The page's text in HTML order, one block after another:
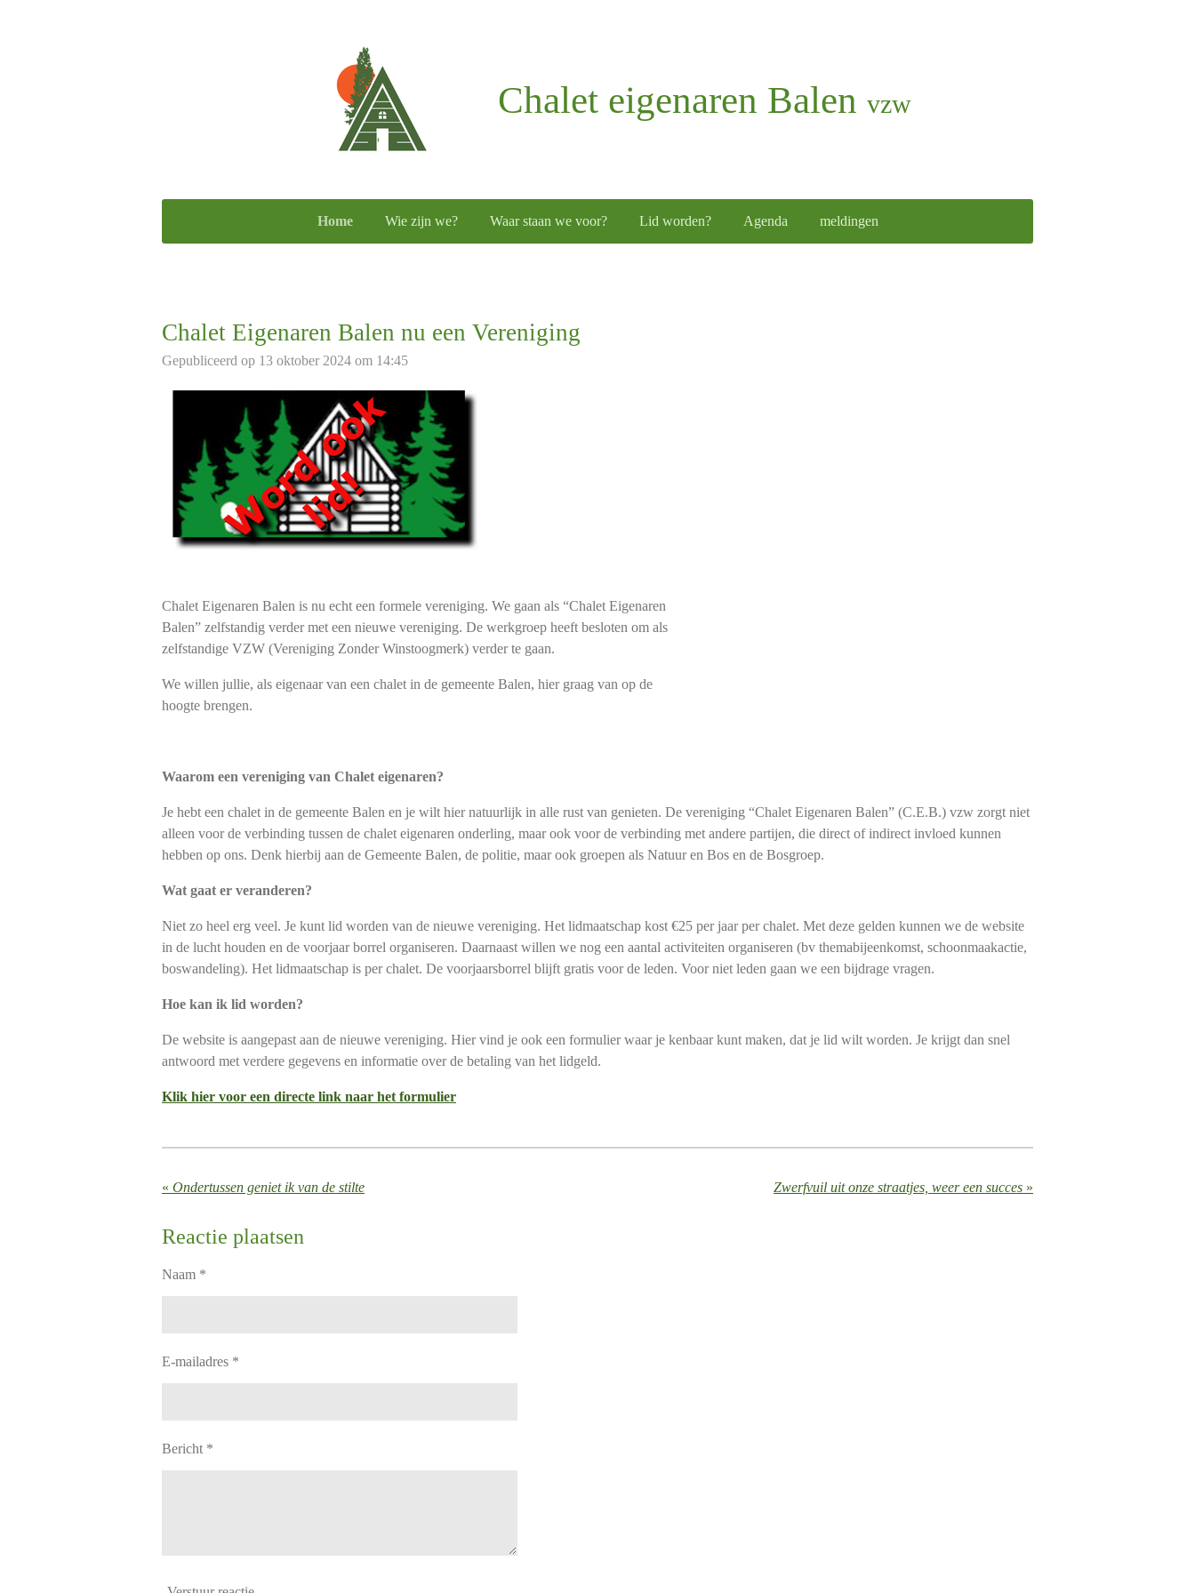
Chalet eigenaren Balen vzw
Home Wie zijn we? Waar staan we voor? Lid worden? Agenda meldingen
Chalet Eigenaren Balen nu een Vereniging
Gepubliceerd op 13 oktober 2024 om 14:45
Chalet Eigenaren Balen is nu echt een formele vereniging. We gaan als “Chalet Eigenaren
Balen” zelfstandig verder met een nieuwe vereniging. De werkgroep heeft besloten om als
zelfstandige VZW (Vereniging Zonder Winstoogmerk) verder te gaan.
We willen jullie, als eigenaar van een chalet in de gemeente Balen, hier graag van op de
hoogte brengen.
Waarom een vereniging van Chalet eigenaren?
Je hebt een chalet in de gemeente Balen en je wilt hier natuurlijk in alle rust van genieten. De vereniging “Chalet Eigenaren Balen” (C.E.B.) vzw zorgt niet
alleen voor de verbinding tussen de chalet eigenaren onderling, maar ook voor de verbinding met andere partijen, die direct of indirect invloed kunnen
hebben op ons. Denk hierbij aan de Gemeente Balen, de politie, maar ook groepen als Natuur en Bos en de Bosgroep.
Wat gaat er veranderen?
Niet zo heel erg veel. Je kunt lid worden van de nieuwe vereniging. Het lidmaatschap kost €25 per jaar per chalet. Met deze gelden kunnen we de website
in de lucht houden en de voorjaar borrel organiseren. Daarnaast willen we nog een aantal activiteiten organiseren (bv themabijeenkomst, schoonmaakactie,
boswandeling). Het lidmaatschap is per chalet. De voorjaarsborrel blijft gratis voor de leden. Voor niet leden gaan we een bijdrage vragen.
Hoe kan ik lid worden?
De website is aangepast aan de nieuwe vereniging. Hier vind je ook een formulier waar je kenbaar kunt maken, dat je lid wilt worden. Je krijgt dan snel
antwoord met verdere gegevens en informatie over de betaling van het lidgeld.
Klik hier voor een directe link naar het formulier
« Ondertussen geniet ik van de stilte Zwerfvuil uit onze straatjes, weer een succes »
Reactie plaatsen
Naam *
E-mailadres *
Bericht *